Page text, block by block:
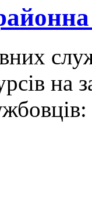
на